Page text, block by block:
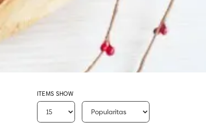
Tart Lainnya
ITEMS SHOW